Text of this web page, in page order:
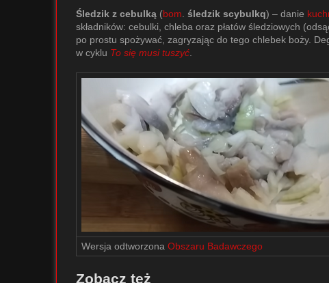
Śledzik z cebulką (bom śledzik scybulkq) – danie
składników: cebulki, chleba oraz płatów śledziowych
po prostu spożywać, zagryzając do tego chlebek boży.
w cyklu To się musi tuszyć
Wersja odtworzona Obszaru Badawczego
Zobacz też